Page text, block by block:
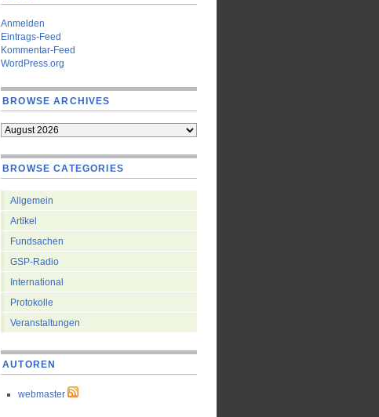
Anmelden
Eintrags-Feed
Kommentar-Feed
WordPress.org
BROWSE ARCHIVES
BROWSE CATEGORIES
Allgemein
Artikel
Fundsachen
GSP-Radio
International
Protokolle
Veranstaltungen
AUTOREN
webmaster